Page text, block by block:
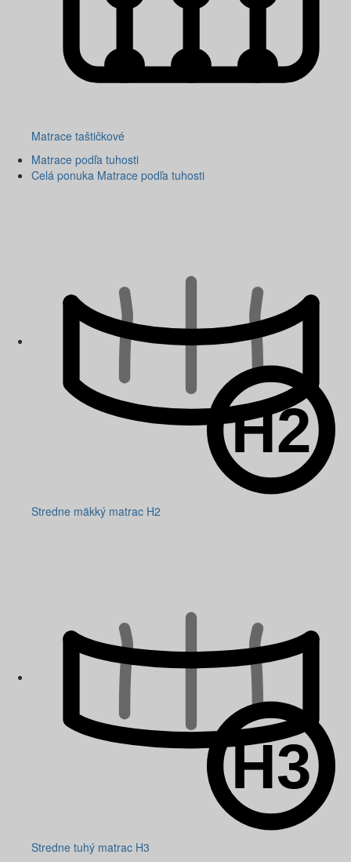
Matrace taštičkové
Matrace podľa tuhosti
Celá ponuka Matrace podľa tuhosti
Stredne mäkký matrac H2
Stredne tuhý matrac H3